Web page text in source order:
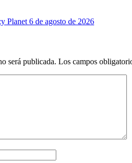
Planet 6 de agosto de 2026
será publicada. Los campos